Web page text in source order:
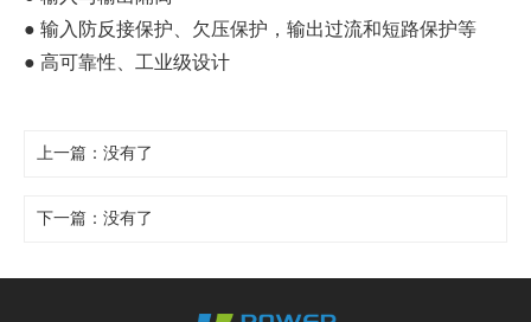
● 输入防反接保护、欠压保护，输出过流和短路保护等
● 高可靠性、工业级设计
上一篇：没有了
下一篇： 没有了